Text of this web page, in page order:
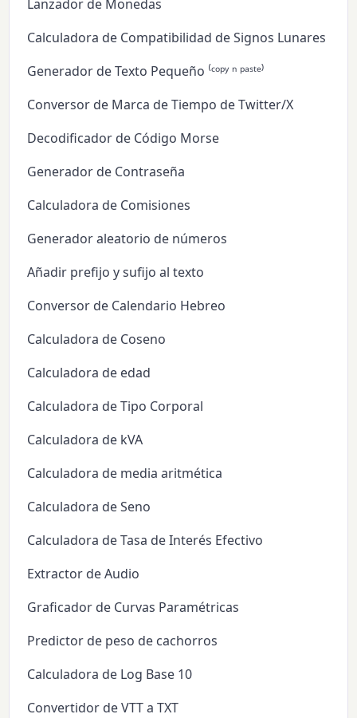
Lanzador de Monedas
Calculadora de Compatibilidad de Signos Lunares
Generador de Texto Pequeño ⁽ᶜᵒᵖʸ ⁿ ᵖᵃˢᵗᵉ⁾
Conversor de Marca de Tiempo de Twitter/X
Decodificador de Código Morse
Generador de Contraseña
Calculadora de Comisiones
Generador aleatorio de números
Añadir prefijo y sufijo al texto
Conversor de Calendario Hebreo
Calculadora de Coseno
Calculadora de edad
Calculadora de Tipo Corporal
Calculadora de kVA
Calculadora de media aritmética
Calculadora de Seno
Calculadora de Tasa de Interés Efectivo
Extractor de Audio
Graficador de Curvas Paramétricas
Predictor de peso de cachorros
Calculadora de Log Base 10
Convertidor de VTT a TXT